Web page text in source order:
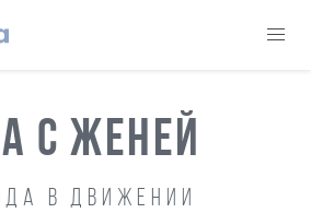
С ЖЕНЕЙ
в движении